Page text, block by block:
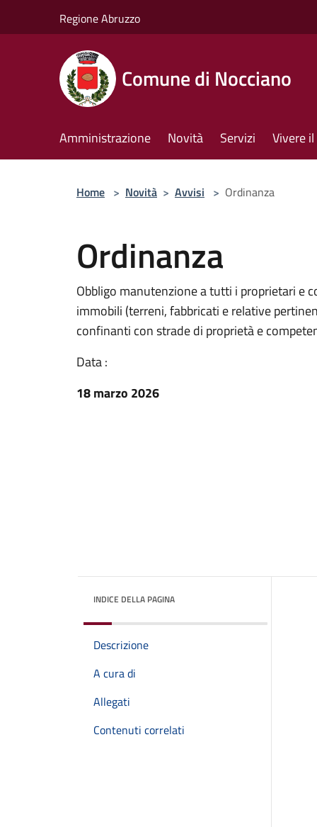
Regione Abruzzo
Comune di Nocciano
Amministrazione Novità Servizi Vivere
Home > Novità > Avvisi > Ordinanza
Ordinanza
Obbligo manutenzione a tutti i proprietari e
immobili (terreni, fabbricati e relative
confinanti con strade di proprietà e
Data :
18 marzo 2026
INDICE DELLA PAGINA
Descrizione
A cura di
Allegati
Contenuti correlati